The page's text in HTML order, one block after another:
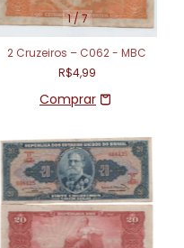
1/7
2 Cruzeiros – C062 - MBC
R$4,99